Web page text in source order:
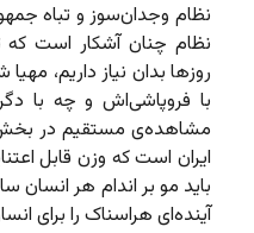
نظام چنان آشکار است که
روزها بدان نیاز داریم،
با فروپاشی‌اش و چه با
مشاهده‌ی مستقیم در
ایران است که وزن قابل
باید مو بر اندام هر
آینده‌ای هراسناک را برای